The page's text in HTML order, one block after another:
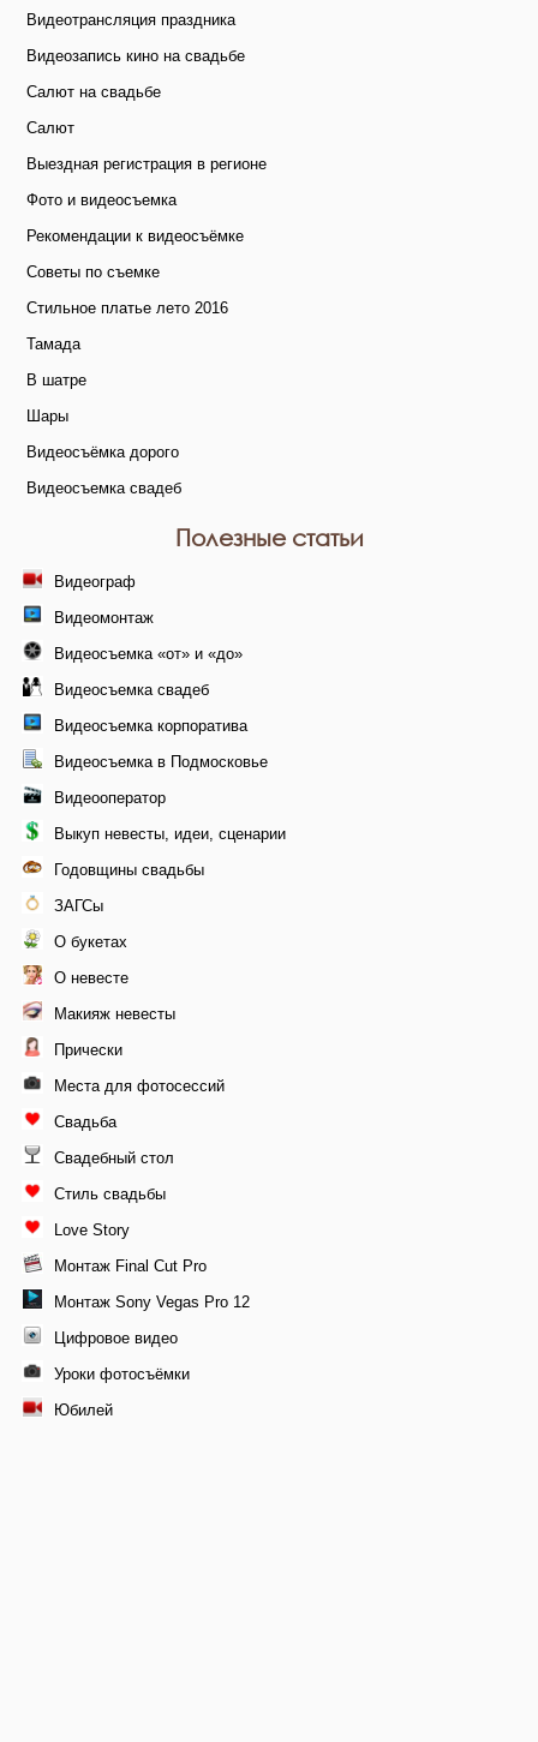
Видеотрансляция праздника
Видеозапись кино на свадьбе
Салют на свадьбе
Салют
Выездная регистрация в регионе
Фото и видеосъемка
Рекомендации к видеосъёмке
Советы по съемке
Стильное платье лето 2016
Тамада
В шатре
Шары
Видеосъёмка дорого
Видеосъемка свадеб
Полезные статьи
Видеограф
Видеомонтаж
Видеосъемка «от» и «до»
Видеосъемка свадеб
Видеосъемка корпоратива
Видеосъемка в Подмосковье
Видеооператор
Выкуп невесты, идеи, сценарии
Годовщины свадьбы
ЗАГСы
О букетах
О невесте
Макияж невесты
Прически
Места для фотосессий
Свадьба
Свадебный стол
Стиль свадьбы
Love Story
Монтаж Final Cut Pro
Монтаж Sony Vegas Pro 12
Цифровое видео
Уроки фотосъёмки
Юбилей